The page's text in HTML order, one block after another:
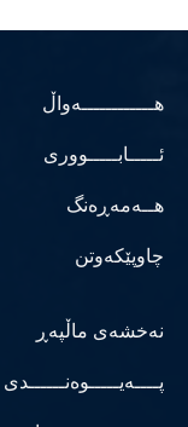
هــــــــــــەواڵ
ئـــــابـــــووری
هــەمەڕەنگ
چاوپێکەوتن
نەخشەی ماڵپەڕ
پــــەیـــــوەنــــــدی